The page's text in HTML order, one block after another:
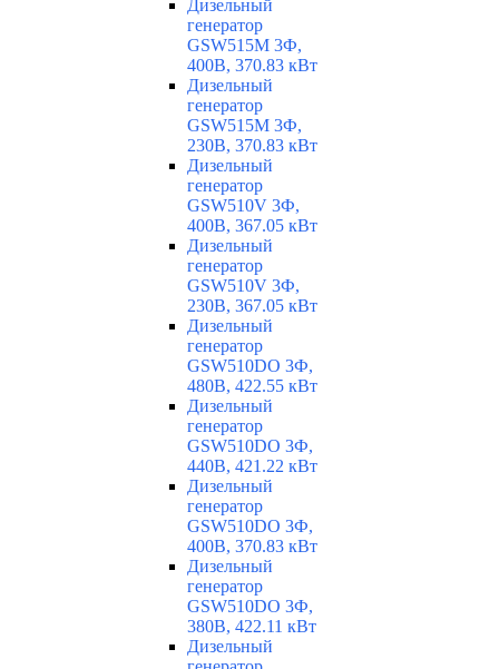
Дизельный
генератор
GSW515M 3Ф,
400В, 370.83 кВт
Дизельный
генератор
GSW515M 3Ф,
230В, 370.83 кВт
Дизельный
генератор
GSW510V 3Ф,
400В, 367.05 кВт
Дизельный
генератор
GSW510V 3Ф,
230В, 367.05 кВт
Дизельный
генератор
GSW510DO 3Ф,
480В, 422.55 кВт
Дизельный
генератор
GSW510DO 3Ф,
440В, 421.22 кВт
Дизельный
генератор
GSW510DO 3Ф,
400В, 370.83 кВт
Дизельный
генератор
GSW510DO 3Ф,
380В, 422.11 кВт
Дизельный